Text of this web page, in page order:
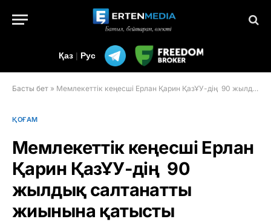
Қаз | Рус
Басты бет » Мемлекеттік кеңесші Ерлан Қарин ҚазҰУ-дің 90 жылдық салтанатты жиынына қатысты
ҚОҒАМ
Мемлекеттік кеңесші Ерлан
Қарин ҚазҰУ-дің 90
жылдық салтанатты
жиынына қатысты